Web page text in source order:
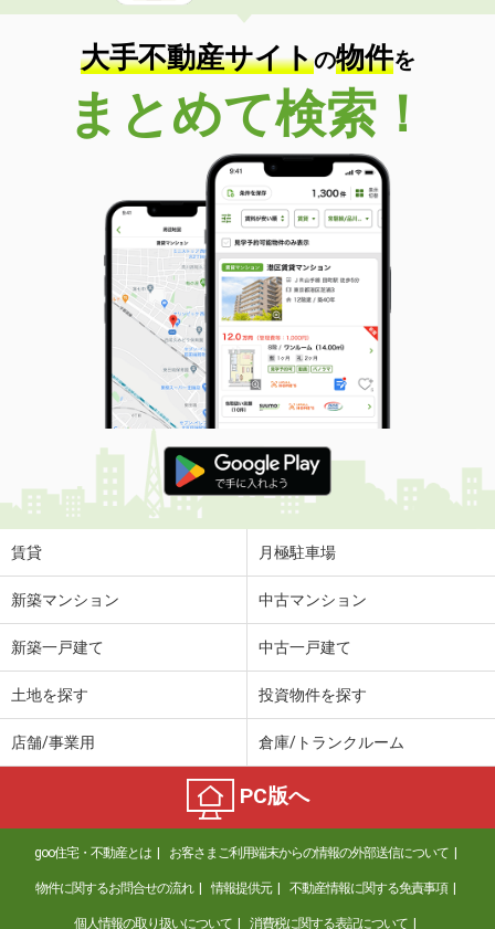
大手不動産サイトの物件を
まとめて検索！
賃貸 月極駐車場
新築マンション 中古マンション
新築一戸建て 中古一戸建て
土地を探す 投資物件を探す
店舗/事業用 倉庫/トランクルーム
PC版へ
goo住宅・不動産とは お客さまご利用端末からの情報の外部送信について
物件に関するお問合せの流れ 情報提供元 不動産情報に関する免責事項
個人情報の取り扱いについて 消費税に関する表記について